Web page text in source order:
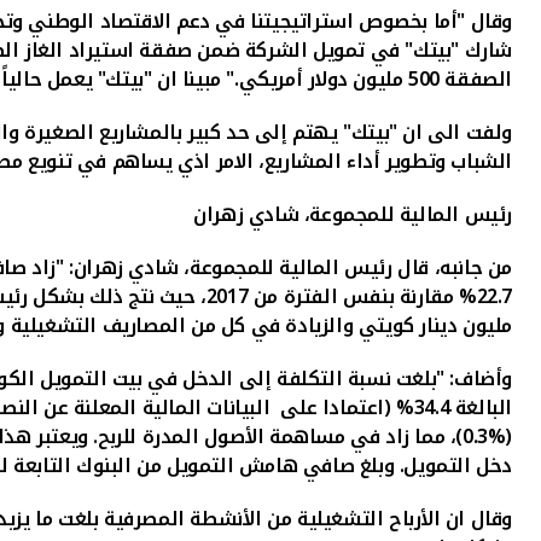
وقال "أما بخصوص استراتيجيتنا في دعم الاقتصاد الوطني
الصفقة 500 مليون دولار أمريكي." مبينا ان "بيتك" يعمل حالياً على دراسة مختلف مشاريع التمويل الأخرى
ولفت الى ان "بيتك" يهتم إلى حد كبير بالمشاريع
الشباب وتطوير أداء المشاريع، الامر اذي يساهم في تنويع
رئيس المالية للمجموعة، شادي زهران
مليون دينار كويتي والزيادة في كل من المصاريف التشغيلية والمخصصات بمبلغ 8.8 مليون دينار كويتي ومبلغ
البالغة 34.4% (اعتمادا على البيانات المالية المعلنة عن النصف الأول من عام 2018
(%0.3)، مما زاد في مساهمة الأصول المدرة للربح.
دخل التمويل.وبلغ صافي هامش التمويل من البنوك التابعة للمجموعة 3.3% وهذا يعني زيادة بمقدار 50 نقطة أساس عن